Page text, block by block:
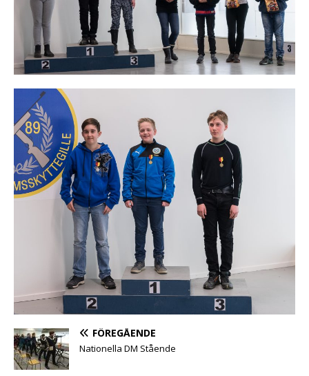
FÖREGÅENDE
Nationella DM Stående